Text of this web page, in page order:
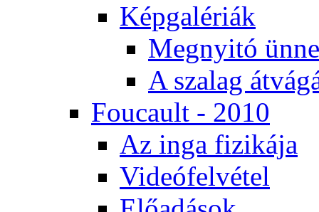
Kép­ga­lé­ri­ák
Meg­nyi­tó
A sza­lag
Fo­u­ca­ult - 2010
Az in­ga fi­zi­ká­ja
Vi­de­ó­fel­vé­tel